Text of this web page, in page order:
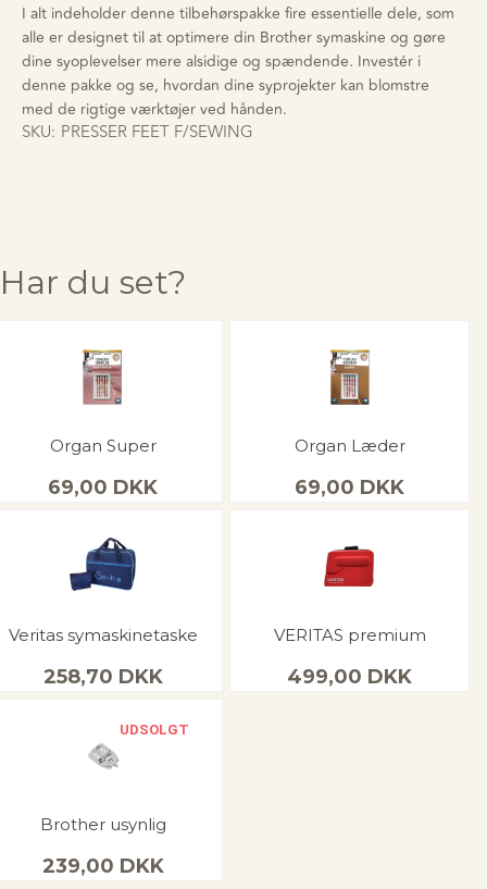
I alt indeholder denne tilbehørspakke fire essentielle dele, som
alle er designet til at optimere din Brother symaskine og gøre
dine syoplevelser mere alsidige og spændende. Investér i
denne pakke og se, hvordan dine syprojekter kan blomstre
med de rigtige værktøjer ved hånden.
SKU: PRESSER FEET F/SEWING
Har du set?
Organ Super
69,00 DKK
Organ Læder
69,00 DKK
Veritas symaskinetaske
258,70 DKK
VERITAS premium
499,00 DKK
UDSOLGT
Brother usynlig
239,00 DKK